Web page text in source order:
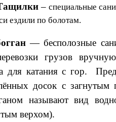
– специальные
ездили по болотам.
—бесполозные
грузов
для катания с гор.
досок с
называют вид
верхом).